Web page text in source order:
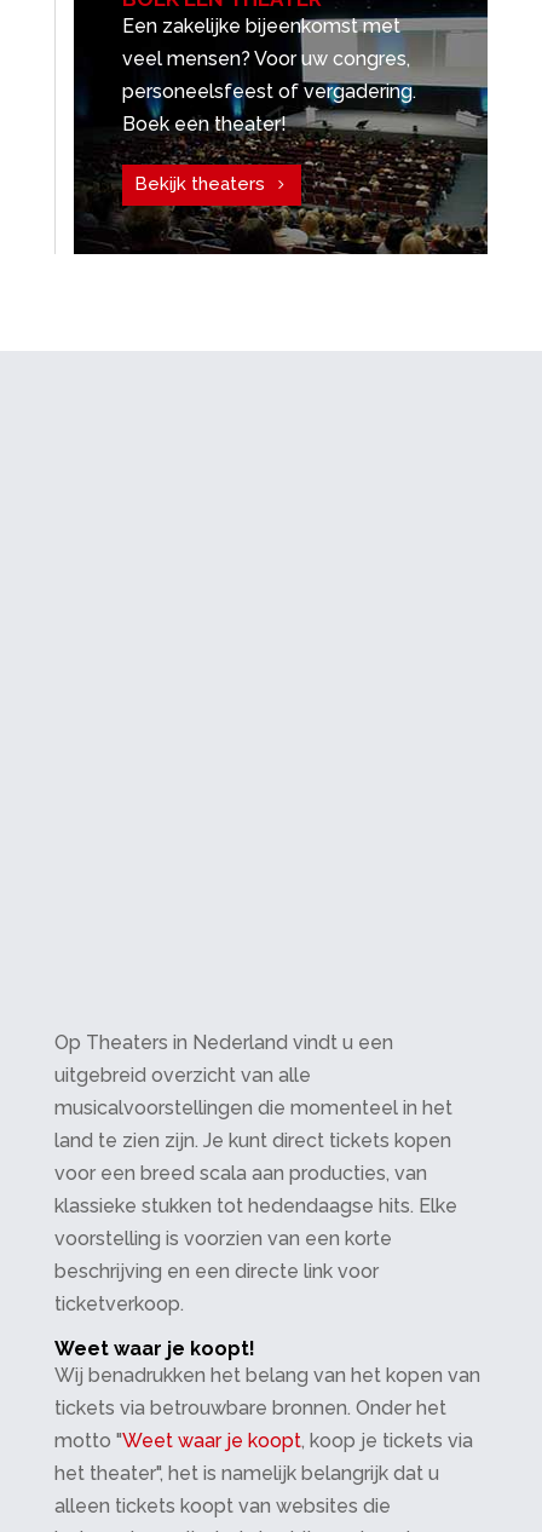
Een zakelijke bijeenkomst met
veel mensen? Voor uw congres,
personeelsfeest of vergadering.
Boek een theater!
Bekijk theaters
Op Theaters in Nederland vindt u een
uitgebreid overzicht van alle
musicalvoorstellingen die momenteel in het
land te zien zijn. Je kunt direct tickets kopen
voor een breed scala aan producties, van
klassieke stukken tot hedendaagse hits. Elke
voorstelling is voorzien van een korte
beschrijving en een directe link voor
ticketverkoop.
Weet waar je koopt!
Wij benadrukken het belang van het kopen van
tickets via betrouwbare bronnen. Onder het
motto "Weet waar je koopt, koop je tickets via
het theater", het is namelijk belangrijk dat u
alleen tickets koopt van websites die